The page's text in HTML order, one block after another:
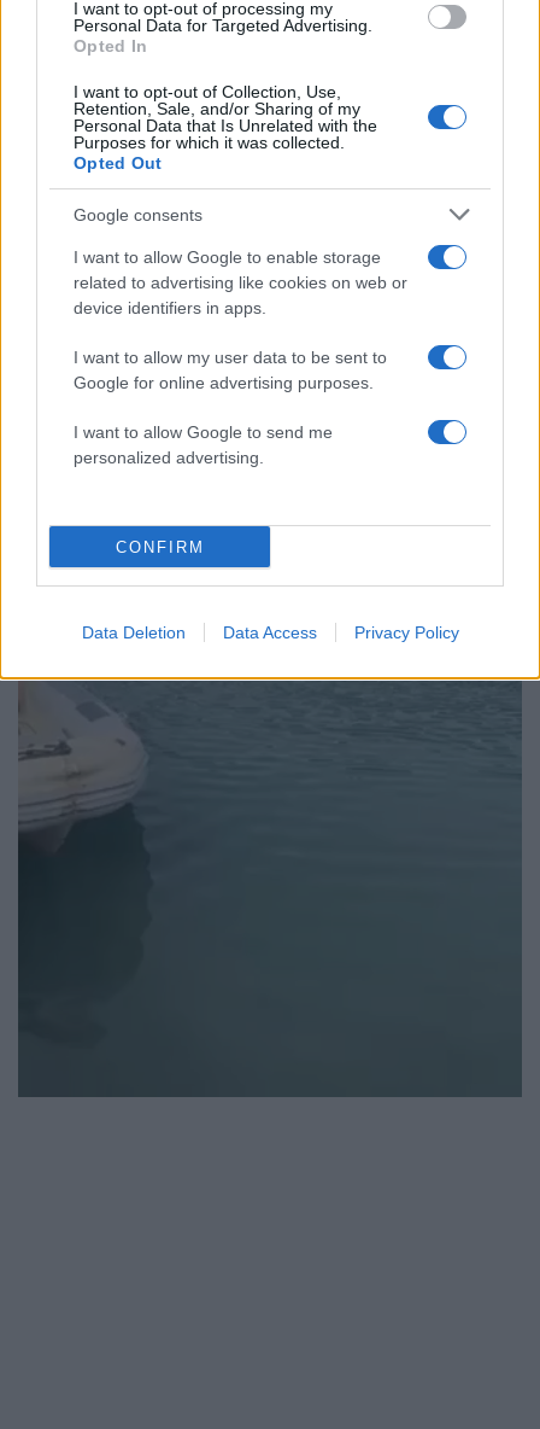
I want to opt-out of processing my
Personal Data for Targeted Advertising.
Opted In
I want to opt-out of Collection, Use,
Retention, Sale, and/or Sharing of my
Personal Data that Is Unrelated with the
Purposes for which it was collected.
Opted Out
Google consents
I want to allow Google to enable storage
related to advertising like cookies on web or
device identifiers in apps.
I want to allow my user data to be sent to
Google for online advertising purposes.
I want to allow Google to send me
personalized advertising.
CONFIRM
Data Deletion Data Access Privacy Policy